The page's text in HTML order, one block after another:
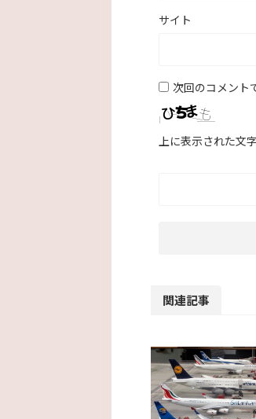
サイト
次回のコメント
上に表示された文
関連記事